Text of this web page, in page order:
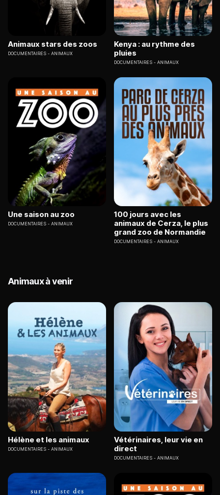
Animaux stars des zoos
DOCUMENTAIRES ANIMAUX
Kenya : au rythme des
pluies
DOCUMENTAIRES ANIMAUX
Une saison au zoo
DOCUMENTAIRES ANIMAUX
100 jours avec les
animaux de Cerza, le plus
grand zoo de Normandie
DOCUMENTAIRES ANIMAUX
Animaux à venir
Hélène et les animaux
DOCUMENTAIRES ANIMAUX
Vétérinaires, leur vie en
direct
DOCUMENTAIRES ANIMAUX